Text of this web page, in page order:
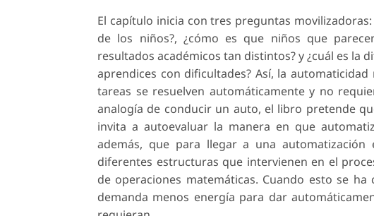
El capítulo inicia con tres preguntas
de los niños?, ¿cómo es que niños que
resultados académicos tan distintos? y ¿cuál es la
aprendices con dificultades? Así, la
tareas se resuelven automáticamente y no
analogía de conducir un auto, el libro pretende
invita a autoevaluar la manera en que
además, que para llegar a una
diferentes estructuras que intervienen en el
de operaciones matemáticas. Cuando esto se
demanda menos energía para dar